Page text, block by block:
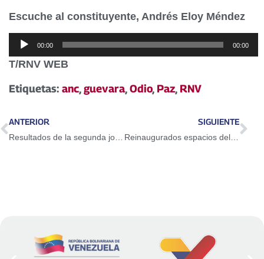
Escuche al constituyente, Andrés Eloy Méndez
Reproductor
de
00:00 00:00
T/RNV WEB
Etiquetas: anc,guevara,Odio, Paz, RNV
ANTERIOR SIGUIENTE
Reinaugurados espacios del Hospital Militar Dr. Carlos Arvelo